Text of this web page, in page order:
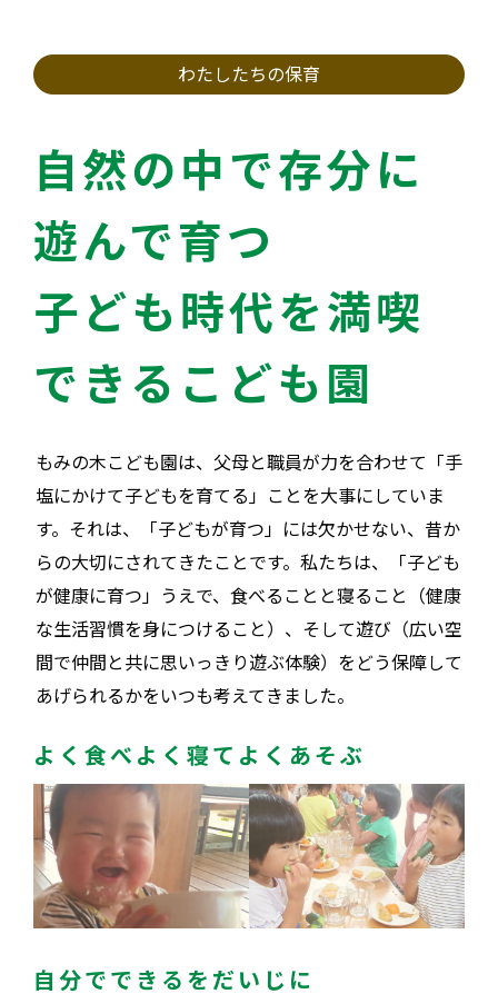
わたしたちの保育
自然の中で存分に
遊んで育つ
子ども時代を満喫
できるこども園
もみの木こども園は、父母と職員が力を合わせて「手
塩にかけて子どもを育てる」ことを大事にしていま
す。それは、「子どもが育つ」には欠かせない、昔か
らの大切にされてきたことです。私たちは、「子ども
が健康に育つ」うえで、食べることと寝ること（健康
な生活習慣を身につけること）、そして遊び（広い空
間で仲間と共に思いっきり遊ぶ体験）をどう保障して
あげられるかをいつも考えてきました。
よく食べよく寝てよくあそぶ
自分でできるをだいじに